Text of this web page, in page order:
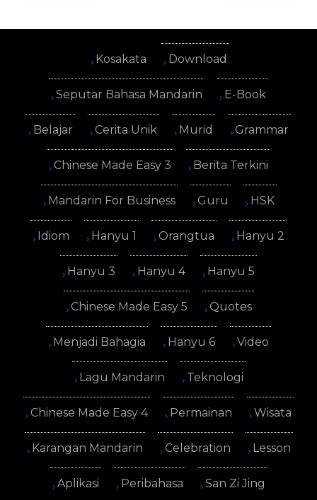
Kosakata Download
Seputar Bahasa Mandarin E-Book
Belajar Cerita Unik Murid Grammar
Chinese Made Easy 3 Berita Terkini
Mandarin For Business Guru HSK
Idiom Hanyu 1 Orangtua Hanyu 2
Hanyu 3 Hanyu 4 Hanyu 5
Chinese Made Easy 5 Quotes
Menjadi Bahagia Hanyu 6 Video
Lagu Mandarin Teknologi
Chinese Made Easy 4 Permainan Wisata
Karangan Mandarin Celebration Lesson
Aplikasi Peribahasa San Zi Jing